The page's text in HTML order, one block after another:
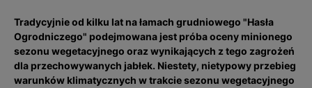
Tradycyjnie od kilku lat na łamach grudniowego "Hasła
Ogrodniczego" podejmowana jest próba oceny minionego
sezonu wegetacyjnego oraz wynikających z tego zagrożeń
dla przechowywanych jabłek. Niestety, nietypowy przebieg
warunków klimatycznych w trakcie sezonu wegetacyjnego